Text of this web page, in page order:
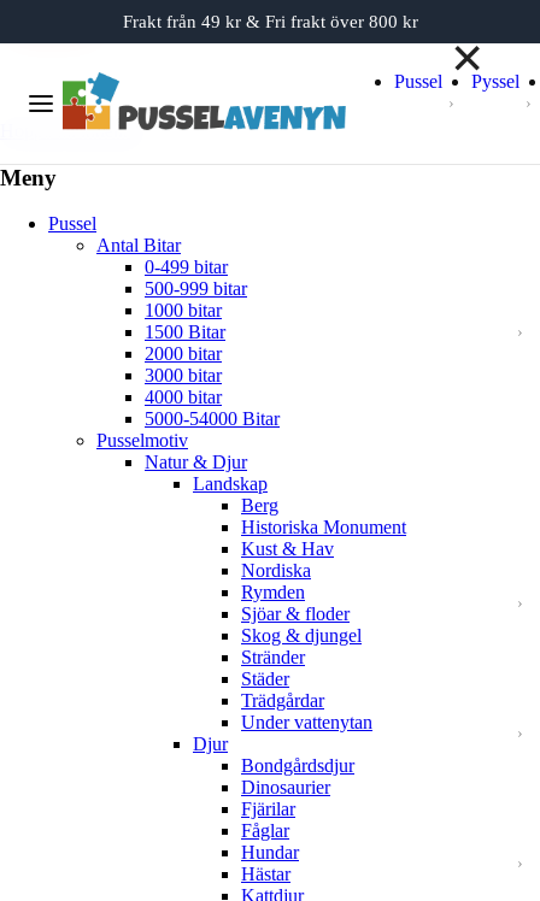
Hoppa till innehåll
Frakt från 49 kr & Fri frakt över 800 kr
Meny
Pussel Pyssel
Meny
✕
Pussel
Antal Bitar
0-499 bitar
500-999 bitar
1000 bitar
1500 Bitar
2000 bitar
3000 bitar
4000 bitar
5000-54000 Bitar
Pusselmotiv
Natur & Djur
Landskap
Berg
Historiska Monument
Kust & Hav
Nordiska
Rymden
Sjöar & floder
Skog & djungel
Stränder
Städer
Trädgårdar
Under vattenytan
Djur
Bondgårdsdjur
Dinosaurier
Fjärilar
Fåglar
Hundar
Hästar
Kattdjur